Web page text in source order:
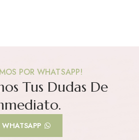
POR WHATSAPP!
Tus Dudas De
WHATSAPP